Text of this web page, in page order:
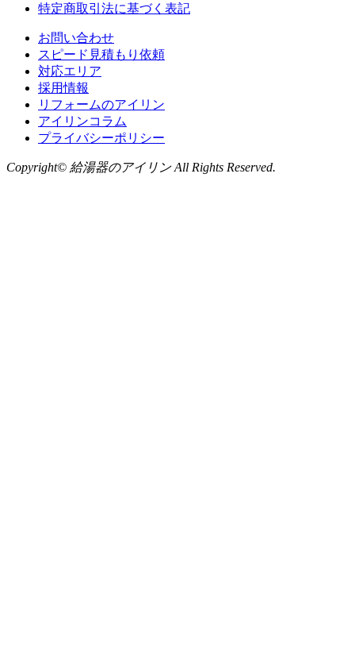
特定商取引法に基づく表記
お問い合わせ
スピード見積もり依頼
対応エリア
採用情報
リフォームのアイリン
アイリンコラム
プライバシーポリシー
Copyright© 給湯器のアイリン All Rights Reserved.